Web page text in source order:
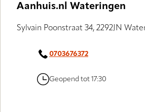
Aanhuis.nl Wateringen
Sylvain Poonstraat 34, 2292JN
0703676372
Geopend tot 17:30